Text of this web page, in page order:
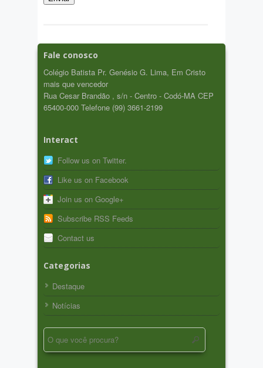
Fale conosco
Colégio Batista Pr. Genésio G. Lima, Em Cristo
mais que vencedor
Rua Cesar Brandão , s/n - Centro - Codó-MA CEP
65400-000 Telefone (99) 3661-2199
Interact
Follow us on Twitter.
Like us on Facebook
Join us on Google+
Subscribe RSS Feeds
Contact us
Categorias
Destaque
Notícias